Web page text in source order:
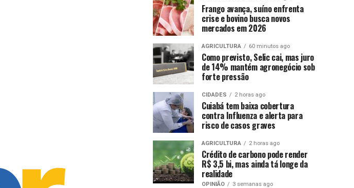
Frango avança, suíno enfrenta
crise e bovino busca novos
mercados em 2026
AGRICULTURA 60 minutos ago
Como previsto, Selic cai, mas juro
de 14% mantém agronegócio sob
forte pressão
CIDADES 2 horas ago
Cuiabá tem baixa cobertura
contra Influenza e alerta para
risco de casos graves
AGRICULTURA 2 horas ago
Crédito de carbono pode render
R$ 3,5 bi, mas ainda tá longe da
realidade
OPINIÃO 3 semanas ago